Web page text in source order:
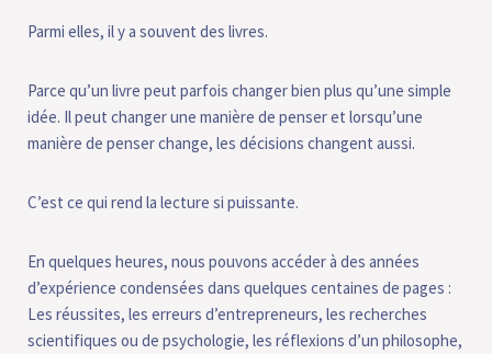
Parmi elles, il y a souvent des livres.
Parce qu’un livre peut parfois changer bien plus qu’une simple
idée. Il peut changer une manière de penser et lorsqu’une
manière de penser change, les décisions changent aussi.
C’est ce qui rend la lecture si puissante.
En quelques heures, nous pouvons accéder à des années
d’expérience condensées dans quelques centaines de pages :
Les réussites, les erreurs d’entrepreneurs, les recherches
scientifiques ou de psychologie, les réflexions d’un philosophe,